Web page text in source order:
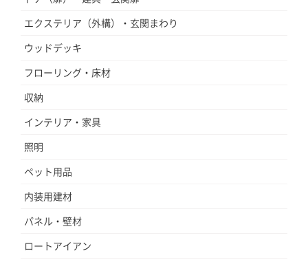
エクステリア（外構）・玄関まわり
ウッドデッキ
フローリング・床材
収納
インテリア・家具
照明
ペット用品
内装用建材
パネル・壁材
ロートアイアン